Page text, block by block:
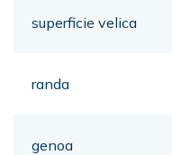
superficie velica
randa
genoa